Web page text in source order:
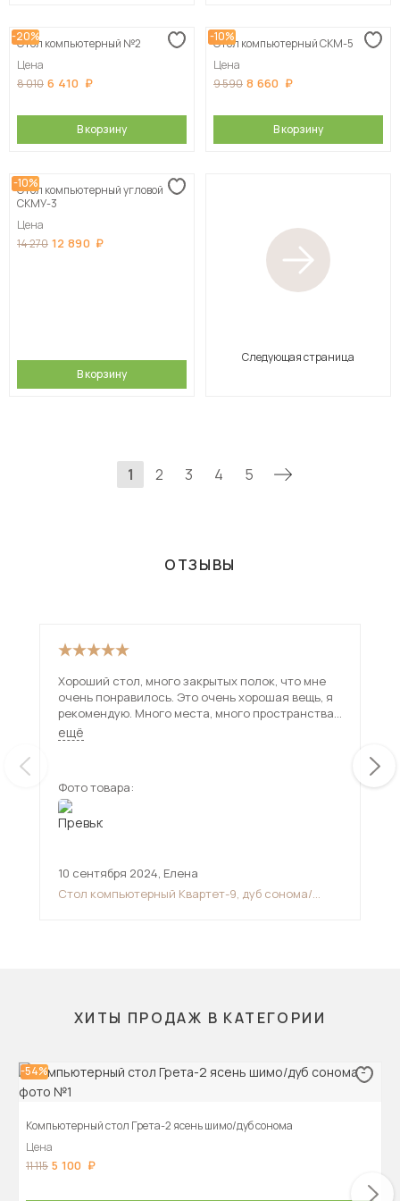
-20%
Стол компьютерный №2
Цена
8 010 6 410
В корзину
-10%
Стол компьютерный СКМ-5
Цена
9 590 8 660
В корзину
-10%
Стол компьютерный угловой
СКМУ-3
Цена
14 270 12 890
В корзину
Следующая страница
1 2 3 4 5
ОТЗЫВЫ
Хороший стол, много закрытых полок, что мне
очень понравилось. Это очень хорошая вещь, я
рекомендую. Много места, много пространства
для разных вещей и ничего не будет валяться в
хаосе.
ещё
Фото товара:
10 сентября 2024, Елена
Стол компьютерный Квартет-9, дуб сонома/
ХИТЫ ПРОДАЖ В КАТЕГОРИИ
-54%
Компьютерный стол Грета-2 ясень шимо/дуб сонома
Цена
11 115 5 100